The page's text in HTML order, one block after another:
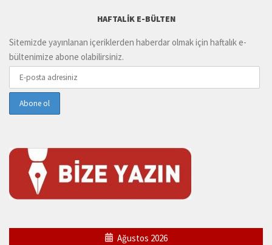
HAFTALIK E-BÜLTEN
Sitemizde yayınlanan içeriklerden haberdar olmak için haftalık e-
bültenimize abone olabilirsiniz.
Ağustos 2026